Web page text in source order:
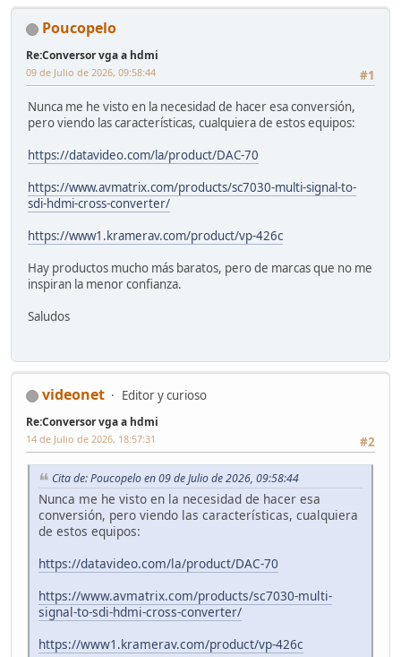
Poucopelo
Re:Conversor vga a hdmi
#1
09 de Julio de 2026, 09:58:44
Nunca me he visto en la necesidad de hacer esa conversión,
pero viendo las características, cualquiera de estos equipos:
https://datavideo.com/la/product/DAC-70
https://www.avmatrix.com/products/sc7030-multi-signal-to-
sdi-hdmi-cross-converter/
https://www1.kramerav.com/product/vp-426c
Hay productos mucho más baratos, pero de marcas que no me
inspiran la menor confianza.
Saludos
videonet Editor y curioso
Re:Conversor vga a hdmi
#2
14 de Julio de 2026, 18:57:31
Cita de: Poucopelo en 09 de Julio de 2026, 09:58:44
Nunca me he visto en la necesidad de hacer esa
conversión, pero viendo las características, cualquiera
de estos equipos:
https://datavideo.com/la/product/DAC-70
https://www.avmatrix.com/products/sc7030-multi-
signal-to-sdi-hdmi-cross-converter/
https://www1.kramerav.com/product/vp-426c